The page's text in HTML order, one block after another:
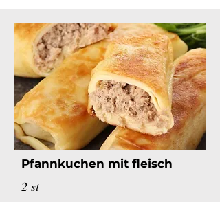
Pfannkuchen mit fleisch
2 st